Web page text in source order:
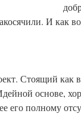
И как
Стоящий как
основе,
его полному